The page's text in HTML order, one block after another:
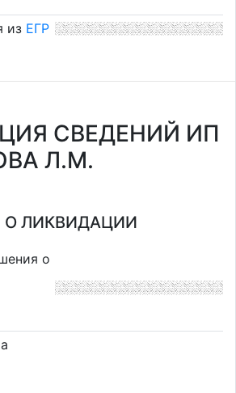
из ЕГР
СВЕДЕНИЙ ИП
Л.М.
О ЛИКВИДАЦИИ
о